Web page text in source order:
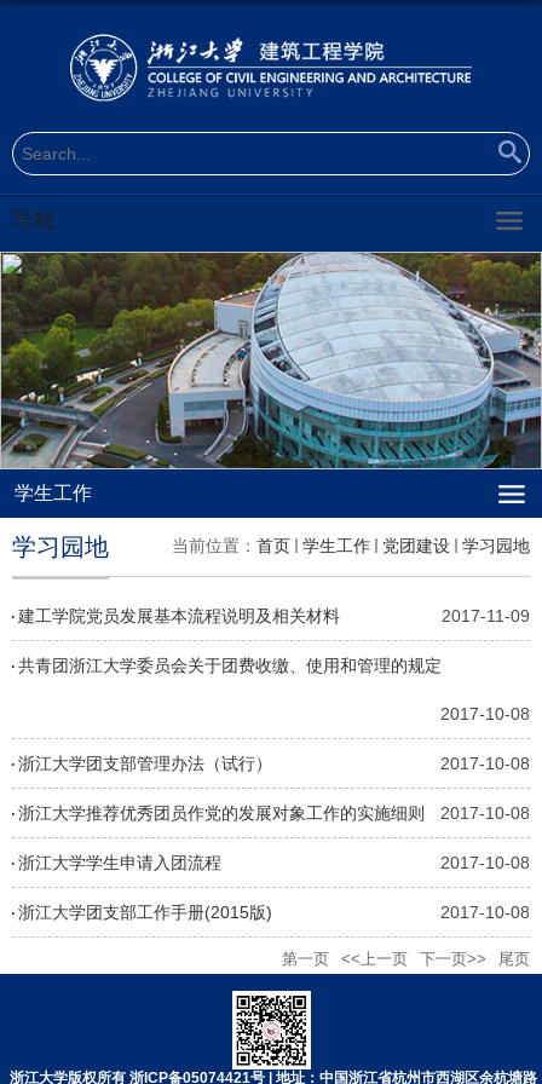
导航
学生工作
当前位置： 首页 学生工作 党团建设 学习园地
学习园地
建工学院党员发展基本流程说明及相关材料 2017-11-09
共青团浙江大学委员会关于团费收缴、使用和管理的规定
2017-10-08
浙江大学团支部管理办法（试行） 2017-10-08
浙江大学推荐优秀团员作党的发展对象工作的实施细则 2017-10-08
浙江大学学生申请入团流程 2017-10-08
浙江大学团支部工作手册(2015版) 2017-10-08
第一页 <<上一页 下一页>> 尾页
浙江大学版权所有 浙ICP备05074421号 | 地址：中国浙江省杭州市西湖区余杭塘路